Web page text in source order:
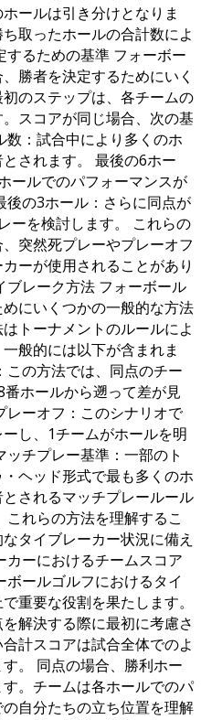
ールは引き分けとなりま
取ったホールの合計数によ
するための基準 フォーボー
勝者を決定するためにいく
のステップは、各チームの
スコアが同じ場合、次の基
：試合中により多くのホ
されます。 最後の6ホー
ールでのパフォーマンスが
の3ホール：さらに同点が
ーを検討します。 これらの
突然死プレーやプレーオフ
ーが使用されることがあり
ブレーク方法 フォーボール
にいくつかの一般的な方法
トーナメントのルールによ
般的には以下が含まれま
の方法では、同点のチー
ホールから遡って差が見
レーオフ：このシナリオで
し、1チームがホールを明
チプレー基準：一部のト
ヘッド形式で最も多くのホ
されるマッチプレールール
れらの方法を理解するこ
タイブレーカー状況に備え
カーにおけるチームスコア
ールゴルフにおけるタイ
重要な役割を果たします。
解決する際に最初に考慮さ
計スコアは試合全体でのよ
。 同点の場合、勝利ホー
。チームは各ホールでのパ
自分たちの立ち位置を理解